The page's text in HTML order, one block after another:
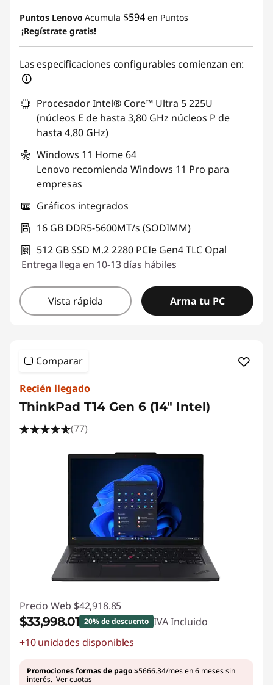
Puntos Lenovo Acumula $594 en Puntos
¡Regístrate gratis!
Las especificaciones configurables comienzan en:
Procesador Intel® Core™ Ultra 5 225U
(núcleos E de hasta 3,80 GHz núcleos P de
hasta 4,80 GHz)
Windows 11 Home 64
Lenovo recomienda Windows 11 Pro para
empresas
Gráficos integrados
16 GB DDR5-5600MT/s (SODIMM)
512 GB SSD M.2 2280 PCIe Gen4 TLC Opal
Entrega llega en 10-13 días hábiles
Vista rápida Arma tu PC
Comparar
Recién llegado
ThinkPad T14 Gen 6 (14" Intel)
(77)
Precio Web $42,918.85
$33,998.01 20% de descuento IVA Incluido
Ahorros instantáneos :
+10 unidades disponibles
Promociones formas de pago$5666.34/mes en 6 meses sin
interés. Ver cuotas